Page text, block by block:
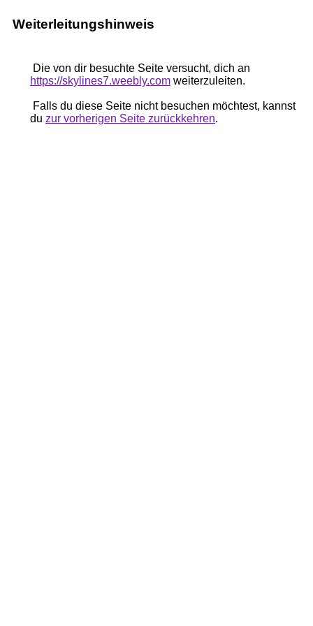
Weiterleitungshinweis
Die von dir besuchte Seite versucht, dich an
https://skylines7.weebly.com weiterzuleiten.
Falls du diese Seite nicht besuchen möchtest, kannst
du zur vorherigen Seite zurückkehren.